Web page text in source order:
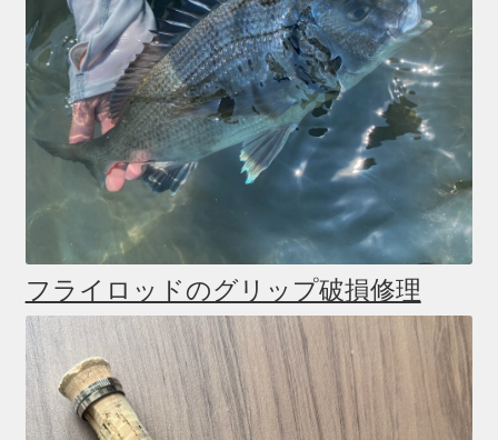
フライロッドのグリップ破損修理